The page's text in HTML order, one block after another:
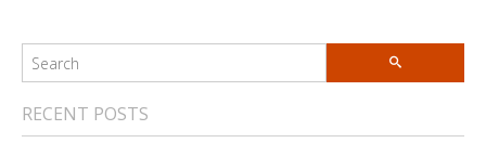
RECENT POSTS